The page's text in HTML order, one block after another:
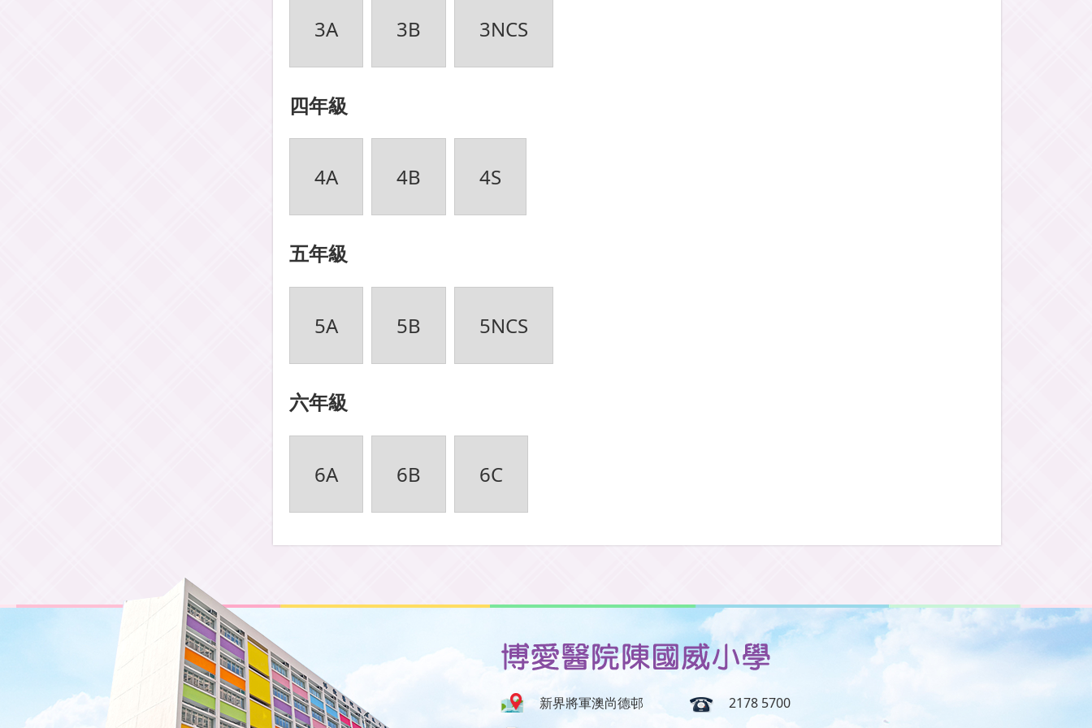
3A 3B 3NCS
四年級
4A 4B 4S
五年級
5A 5B 5NCS
六年級
6A 6B 6C
新界將軍澳尚德邨
2178 5700